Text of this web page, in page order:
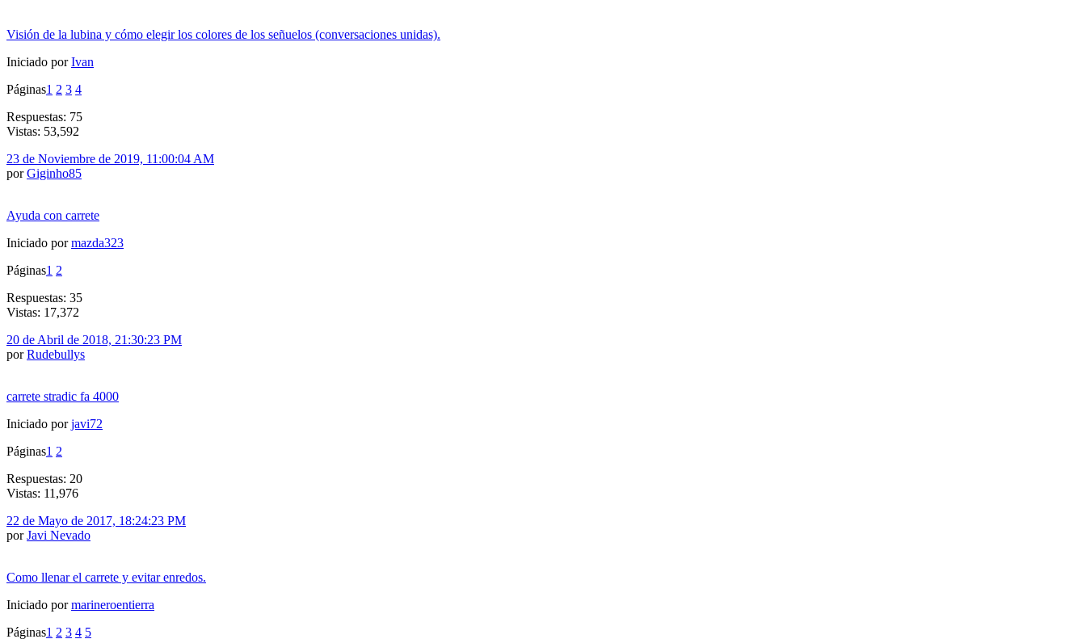
Visión de la lubina y cómo elegir los colores de los señuelos (conversaciones unidas).
Iniciado porIvan
Páginas1 2 3 4
Respuestas: 75
Vistas: 53,592
23 de Noviembre de 2019, 11:00:04 AM
porGiginho85
Ayuda con carrete
Iniciado pormazda323
Páginas1 2
Respuestas: 35
Vistas: 17,372
20 de Abril de 2018, 21:30:23 PM
porRudebullys
carrete stradic fa 4000
Iniciado porjavi72
Páginas1 2
Respuestas: 20
Vistas: 11,976
22 de Mayo de 2017, 18:24:23 PM
porJavi Nevado
Como llenar el carrete y evitar enredos.
Iniciado pormarineroentierra
Páginas1 2 3 4 5